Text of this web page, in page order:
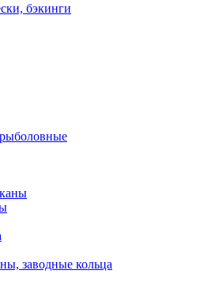
бэкинги
заводные кольца